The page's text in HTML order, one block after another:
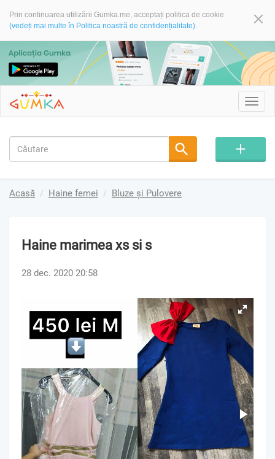
Prin continuarea utilizării Gumka.me, acceptați politica de cookie
(vedeți mai multe în Politica noastră de confidențialitate).
Acasă Haine femei Bluze și Pulovere
Haine marimea xs si s
28 dec. 2020 20:58